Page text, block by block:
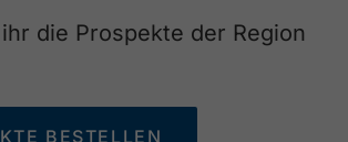
die Prospekte der Region
BESTELLEN